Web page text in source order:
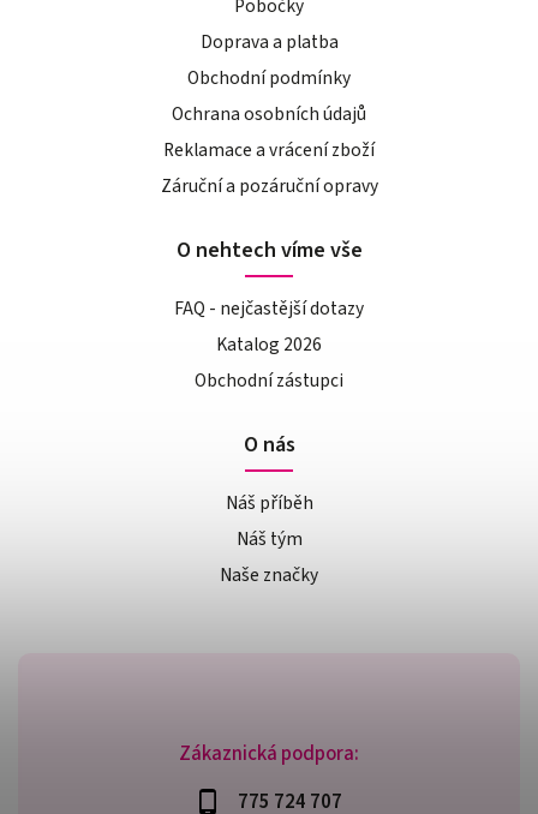
Zákaznická podpora:
775 724 707
Pobočky
Doprava a platba
Obchodní podmínky
Ochrana osobních údajů
Reklamace a vrácení zboží
Záruční a pozáruční opravy
O nehtech víme vše
FAQ - nejčastější dotazy
Katalog 2026
Obchodní zástupci
O nás
Náš příběh
Náš tým
Naše značky